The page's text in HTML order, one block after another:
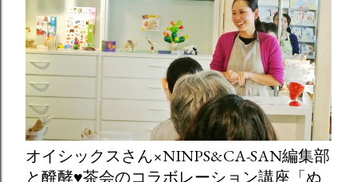
オイシックスさん×NINPS&CA-SAN編集部
と醗酵♥茶会のコラボレーション講座「ぬ